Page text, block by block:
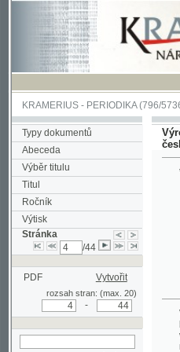
KRAMERIUS-PERIODIKA(796/
Typy dokumentů
Abeceda
Výběr titulu
Titul
Ročník
Výtisk
Stránka
PDF Vytvořit
rozsah stran: (max. 20)
stránce
*
V